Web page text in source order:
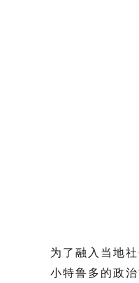
为了融入当地
小特鲁多的政